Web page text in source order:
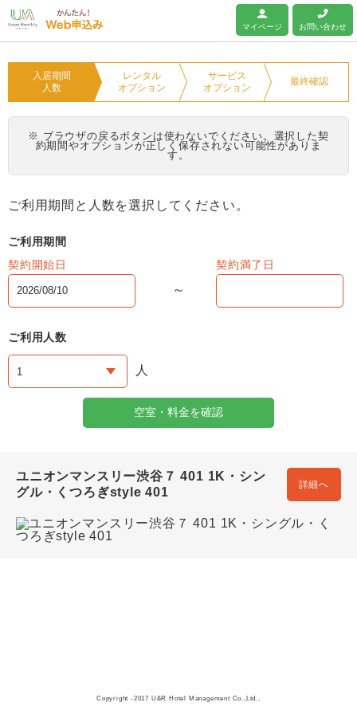
ユニオンマンスリー
マイページ お問い合わせ
入居期間
人数
レンタル
オプション
サービス
オプション
最終確認
※ ブラウザの戻るボタンは使わないでください。選択した契
約期間やオプションが正しく保存されない可能性がありま
す。
ご利用期間と人数を選択してください。
ご利用期間
契約開始日
契約満了日
ご利用人数
人
空室・料金を確認
ユニオンマンスリー渋谷７ 401 1K・シン
グル・くつろぎstyle 401
詳細へ
Copyright -2017 U&R Hotel Management Co.,Ltd.,